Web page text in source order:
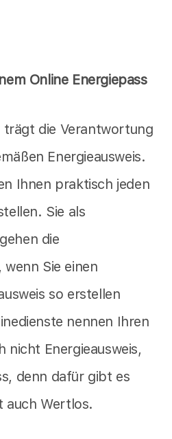
Online Energiepass
trägt die Verantwortung
Energieausweis.
Ihnen praktisch jeden
Sie als
die
Sie einen
so erstellen
nennen Ihren
nicht Energieausweis,
denn dafür gibt es
auch Wertlos.